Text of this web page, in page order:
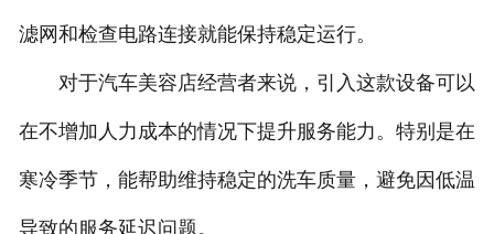
滤网和检查电路连接就能保持稳定运行。
对于汽车美容店经营者来说，引入这款设备可以
在不增加人力成本的情况下提升服务能力。特别是在
寒冷季节，能帮助维持稳定的洗车质量，避免因低温
导致的服务延迟问题。